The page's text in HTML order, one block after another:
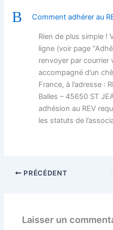
B Comment adhérer au
Rien de plus simple !
ligne (voir page
renvoyer par courrier
accompagné d’un
France, à l’adresse :
Balles – 45650 ST
adhésion au REV
les statuts de
PRÉCÉDENT
Laisser un